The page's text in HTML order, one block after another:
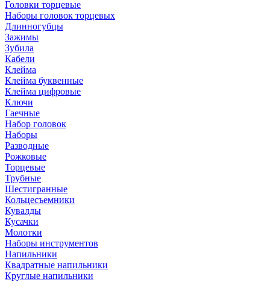
Головки торцевые
Наборы головок торцевых
Длинногубцы
Зажимы
Зубила
Кабели
Клейма
Клейма буквенные
Клейма цифровые
Ключи
Гаечные
Набор головок
Наборы
Разводные
Рожковые
Торцевые
Трубные
Шестигранные
Кольцесъемники
Кувалды
Кусачки
Молотки
Наборы инструментов
Напильники
Квадратные напильники
Круглые напильники